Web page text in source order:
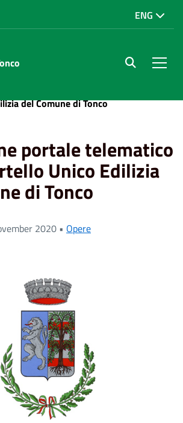
ENG
site.searc
del Comune di Tonco
portale telematico
Unico Edilizia
di Tonco
2020 • Opere